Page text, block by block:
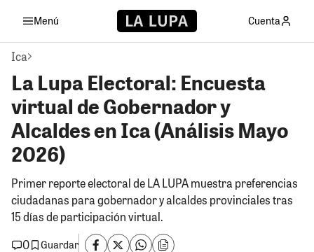
Menú Cuenta
Ica
La Lupa Electoral: Encuesta
virtual de Gobernador y
Alcaldes en Ica (Análisis Mayo
2026)
Primer reporte electoral de LA LUPA muestra preferencias
ciudadanas para gobernador y alcaldes provinciales tras
15 días de participación virtual.
0
Guardar